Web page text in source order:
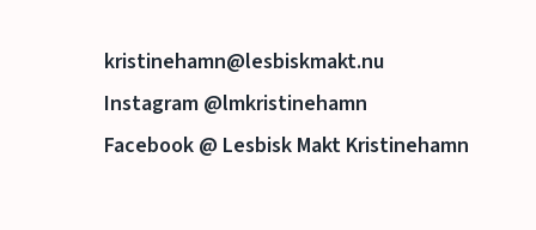
kristinehamn@lesbiskmakt.nu
Instagram @lmkristinehamn
Facebook @ Lesbisk Makt Kristinehamn